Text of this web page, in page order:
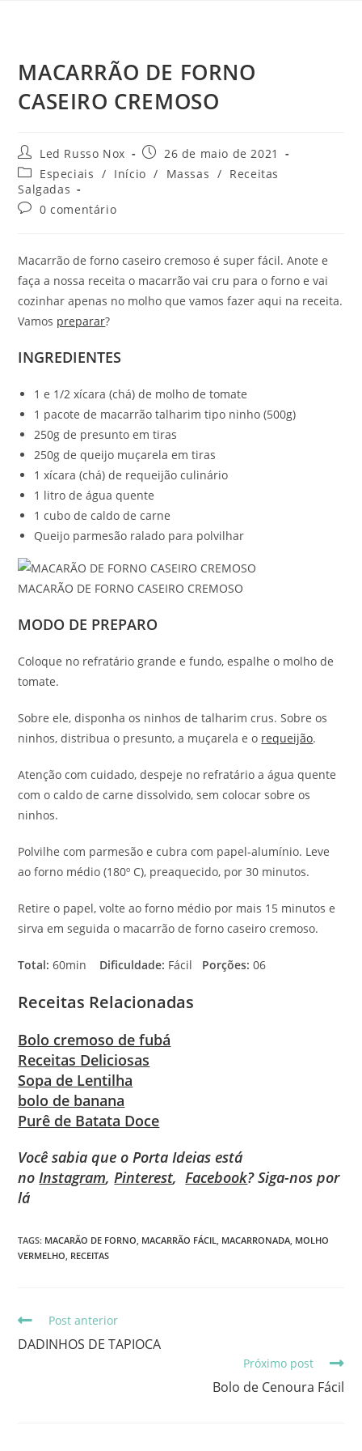
MACARRÃO DE FORNO
CASEIRO CREMOSO
Led Russo Nox
26 de maio de 2021
Especiais / Início / Massas / Receitas
Salgadas
0 comentário
Macarrão de forno caseiro cremoso é super fácil. Anote e
faça a nossa receita o macarrão vai cru para o forno e vai
cozinhar apenas no molho que vamos fazer aqui na receita.
Vamos preparar?
INGREDIENTES
1 e 1/2 xícara (chá) de molho de tomate
1 pacote de macarrão talharim tipo ninho (500g)
250g de presunto em tiras
250g de queijo muçarela em tiras
1 xícara (chá) de requeijão culinário
1 litro de água quente
1 cubo de caldo de carne
Queijo parmesão ralado para polvilhar
MACARÃO DE FORNO CASEIRO CREMOSO
MODO DE PREPARO
Coloque no refratário grande e fundo, espalhe o molho de
tomate.
Sobre ele, disponha os ninhos de talharim crus. Sobre os
ninhos, distribua o presunto, a muçarela e o requeijão.
Atenção com cuidado, despeje no refratário a água quente
com o caldo de carne dissolvido, sem colocar sobre os
ninhos.
Polvilhe com parmesão e cubra com papel-alumínio. Leve
ao forno médio (180º C), preaquecido, por 30 minutos.
Retire o papel, volte ao forno médio por mais 15 minutos e
sirva em seguida o macarrão de forno caseiro cremoso.
Total: 60min Dificuldade: Fácil Porções: 06
Receitas Relacionadas
Bolo cremoso de fubá
Receitas Deliciosas
Sopa de Lentilha
bolo de banana
Purê de Batata Doce
Você sabia que o Porta Ideias está
noInstagram,Pinterest,Facebook? Siga-nos por
lá
TAGS: MACARÃO DE FORNO, MACARRÃO FÁCIL, MACARRONADA, MOLHO
VERMELHO, RECEITAS
Post anterior
DADINHOS DE TAPIOCA
Próximo post
Bolo de Cenoura Fácil